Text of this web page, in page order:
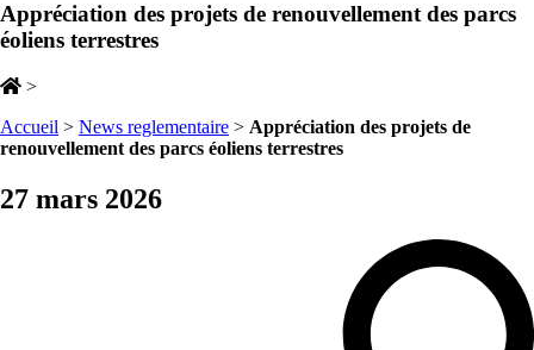
Appréciation des projets de renouvellement des parcs
éoliens terrestres
>
Accueil > News reglementaire > Appréciation des projets de
renouvellement des parcs éoliens terrestres
27 mars 2026